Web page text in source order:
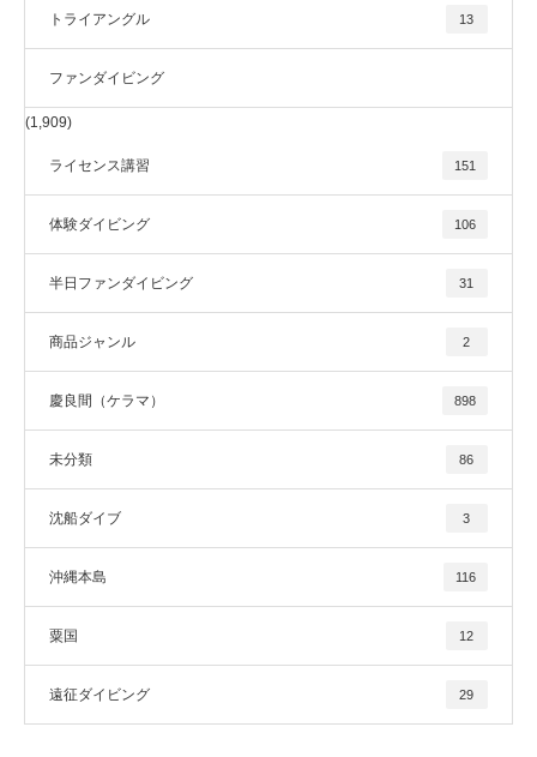
トライアングル 13
ファンダイビング
(1,909)
ライセンス講習 151
体験ダイビング 106
半日ファンダイビング 31
商品ジャンル 2
慶良間（ケラマ） 898
未分類 86
沈船ダイブ 3
沖縄本島 116
粟国 12
遠征ダイビング 29